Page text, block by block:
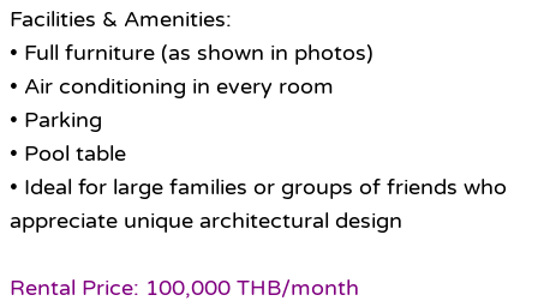
Facilities & Amenities:
• Full furniture (as shown in photos)
• Air conditioning in every room
• Parking
• Pool table
• Ideal for large families or groups of friends who
appreciate unique architectural design
Rental Price: 100,000 THB/month